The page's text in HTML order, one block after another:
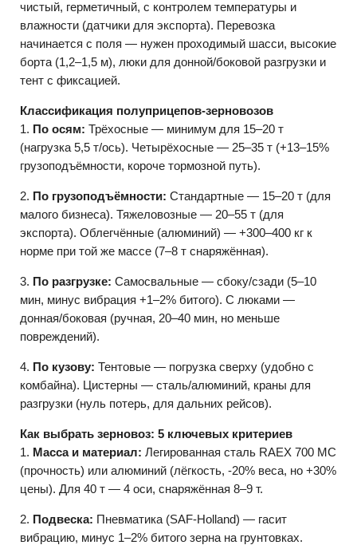
чистый, герметичный, с контролем температуры и
влажности (датчики для экспорта). Перевозка
начинается с поля — нужен проходимый шасси, высокие
борта (1,2–1,5 м), люки для донной/боковой разгрузки и
тент с фиксацией.
Классификация полуприцепов-зерновозов
1. По осям: Трёхосные — минимум для 15–20 т
(нагрузка 5,5 т/ось). Четырёхосные — 25–35 т (+13–15%
грузоподъёмности, короче тормозной путь).
2. По грузоподъёмности: Стандартные — 15–20 т (для
малого бизнеса). Тяжеловозные — 20–55 т (для
экспорта). Облегчённые (алюминий) — +300–400 кг к
норме при той же массе (7–8 т снаряжённая).
3. По разгрузке: Самосвальные — сбоку/сзади (5–10
мин, минус вибрация +1–2% битого). С люками —
донная/боковая (ручная, 20–40 мин, но меньше
повреждений).
4. По кузову: Тентовые — погрузка сверху (удобно с
комбайна). Цистерны — сталь/алюминий, краны для
разгрузки (нуль потерь, для дальних рейсов).
Как выбрать зерновоз: 5 ключевых критериев
1. Масса и материал: Легированная сталь RAEX 700 MC
(прочность) или алюминий (лёгкость, -20% веса, но +30%
цены). Для 40 т — 4 оси, снаряжённая 8–9 т.
2. Подвеска: Пневматика (SAF-Holland) — гасит
вибрацию, минус 1–2% битого зерна на грунтовках.